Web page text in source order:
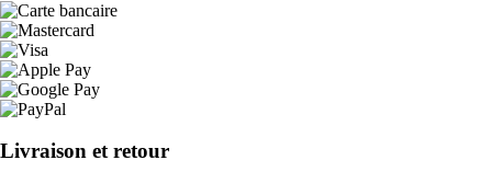
Livraison et retour